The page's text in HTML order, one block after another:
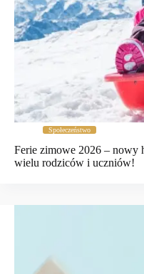
Społeczeństwo
Ferie zimowe 2026 – nowy
wielu rodziców i uczniów!